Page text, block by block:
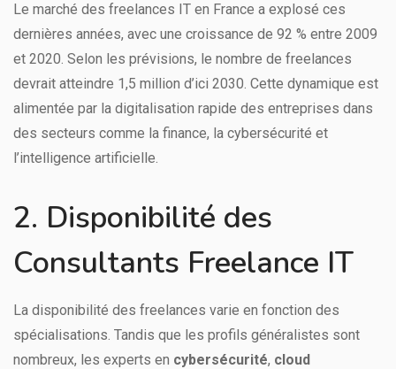
Le marché des freelances IT en France a explosé ces
dernières années, avec une croissance de 92 % entre 2009
et 2020. Selon les prévisions, le nombre de freelances
devrait atteindre 1,5 million d’ici 2030. Cette dynamique est
alimentée par la digitalisation rapide des entreprises dans
des secteurs comme la finance, la cybersécurité et
l’intelligence artificielle.
2. Disponibilité des
Consultants Freelance IT
La disponibilité des freelances varie en fonction des
spécialisations. Tandis que les profils généralistes sont
nombreux, les experts en cybersécurité, cloud